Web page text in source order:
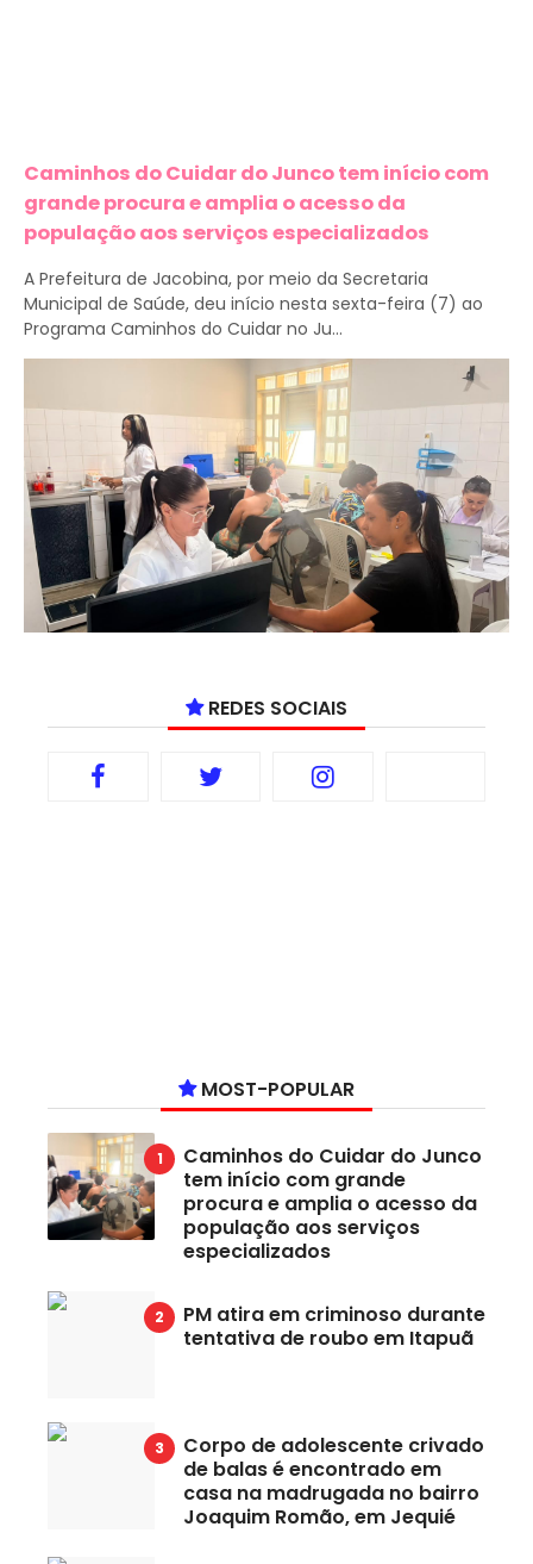
Caminhos do Cuidar do Junco tem início com
grande procura e amplia o acesso da
população aos serviços especializados
A Prefeitura de Jacobina, por meio da Secretaria
Municipal de Saúde, deu início nesta sexta-feira (7) ao
Programa Caminhos do Cuidar no Ju...
REDES SOCIAIS
MOST-POPULAR
Caminhos do Cuidar do Junco
tem início com grande
procura e amplia o acesso da
população aos serviços
especializados
PM atira em criminoso durante
tentativa de roubo em Itapuã
Corpo de adolescente crivado
de balas é encontrado em
casa na madrugada no bairro
Joaquim Romão, em Jequié